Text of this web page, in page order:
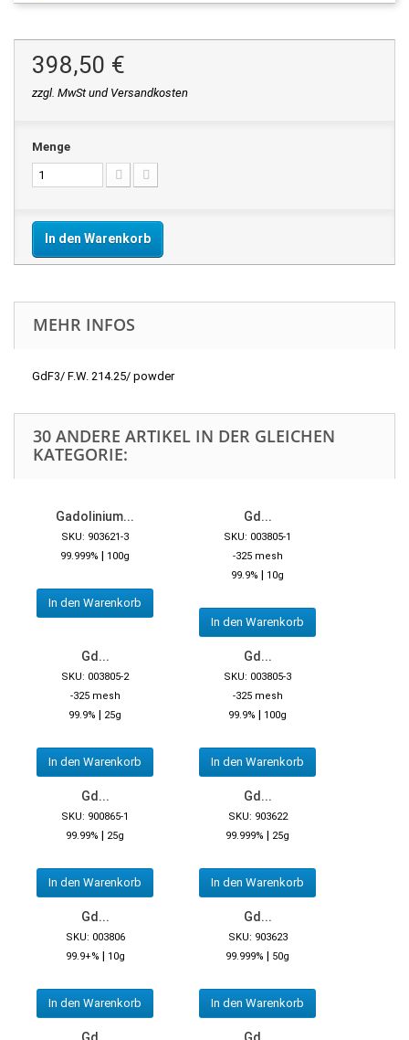
398,50 €
zzgl. MwSt und Versandkosten
Menge
In den Warenkorb
MEHR INFOS
GdF3/ F.W. 214.25/ powder
30 ANDERE ARTIKEL IN DER GLEICHEN
KATEGORIE:
Gadolinium...
SKU: 903621-3
99.999% | 100g
In den Warenkorb
Gd...
SKU: 003805-1
-325 mesh
99.9% | 10g
In den Warenkorb
Gd...
SKU: 003805-2
-325 mesh
99.9% | 25g
In den Warenkorb
Gd...
SKU: 003805-3
-325 mesh
99.9% | 100g
In den Warenkorb
Gd...
SKU: 900865-1
99.99% | 25g
In den Warenkorb
Gd...
SKU: 903622
99.999% | 25g
In den Warenkorb
Gd...
SKU: 003806
99.9+% | 10g
In den Warenkorb
Gd...
SKU: 903623
99.999% | 50g
In den Warenkorb
Gd... Gd...